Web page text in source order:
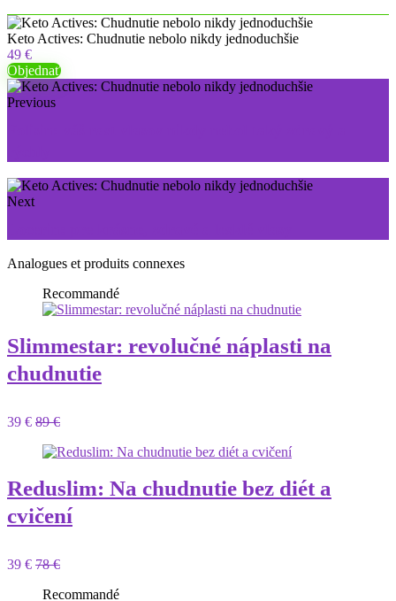
Keto Actives: Chudnutie nebolo nikdy jednoduchšie
49 €
Objednať
Previous
Next
Analogues et produits connexes
Recommandé
Slimmestar: revolučné náplasti na
chudnutie
39 € 89 €
Reduslim: Na chudnutie bez diét a
cvičení
39 € 78 €
Recommandé